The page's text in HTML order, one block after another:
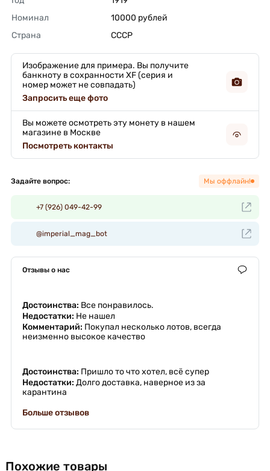
Номинал
10000 рублей
Страна
СССР
Изображение для примера. Вы получите
банкноту в сохранности XF (серия и
номер может не совпадать)
Запросить еще фото
Вы можете осмотреть эту монету в нашем
магазине в Москве
Посмотреть контакты
Задайте вопрос: Мы оффлайн!
+7 (926) 049-42-99
@imperial_mag_bot
Отзывы о нас
Достоинства: Все понравилось.
Недостатки: Не нашел
Комментарий: Покупал несколько лотов, всегда
неизменно высокое качество
Достоинства: Пришло то что хотел, всё супер
Недостатки: Долго доставка, наверное из за
карантина
Больше отзывов
Похожие товары